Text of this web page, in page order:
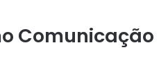
Comunicação